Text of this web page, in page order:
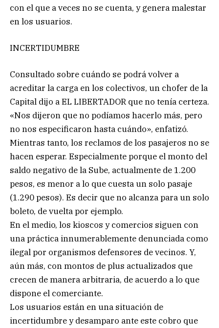
con el que a veces no se cuenta, y genera malestar
en los usuarios.
INCERTIDUMBRE
Consultado sobre cuándo se podrá volver a
acreditar la carga en los colectivos, un chofer de la
Capital dijo a EL LIBERTADOR que no tenía certeza.
«Nos dijeron que no podíamos hacerlo más, pero
no nos especificaron hasta cuándo», enfatizó.
Mientras tanto, los reclamos de los pasajeros no se
hacen esperar. Especialmente porque el monto del
saldo negativo de la Sube, actualmente de 1.200
pesos, es menor a lo que cuesta un solo pasaje
(1.290 pesos). Es decir que no alcanza para un solo
boleto, de vuelta por ejemplo.
En el medio, los kioscos y comercios siguen con
una práctica innumerablemente denunciada como
ilegal por organismos defensores de vecinos. Y,
aún más, con montos de plus actualizados que
crecen de manera arbitraria, de acuerdo a lo que
dispone el comerciante.
Los usuarios están en una situación de
incertidumbre y desamparo ante este cobro que